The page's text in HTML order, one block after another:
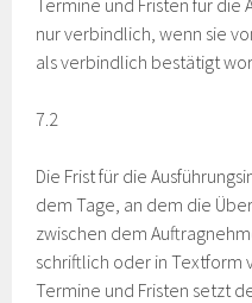
Termine und Fristen für
nur verbindlich, wenn sie
als verbindlich bestätigt
7.2
Die Frist für die
dem Tage, an dem die
zwischen dem
schriftlich oder in Textform
Termine und Fristen setzt